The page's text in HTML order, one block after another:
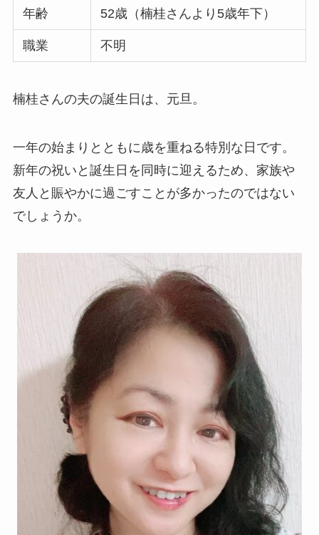
年齢 52歳（楠桂さんより5歳年下）
職業 不明
楠桂さんの夫の誕生日は、元旦。
一年の始まりとともに歳を重ねる特別な日です。
新年の祝いと誕生日を同時に迎えるため、家族や
友人と賑やかに過ごすことが多かったのではない
でしょうか。